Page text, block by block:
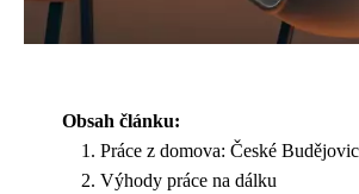
Obsah článku:
Práce z domova: České
Výhody práce na dálku